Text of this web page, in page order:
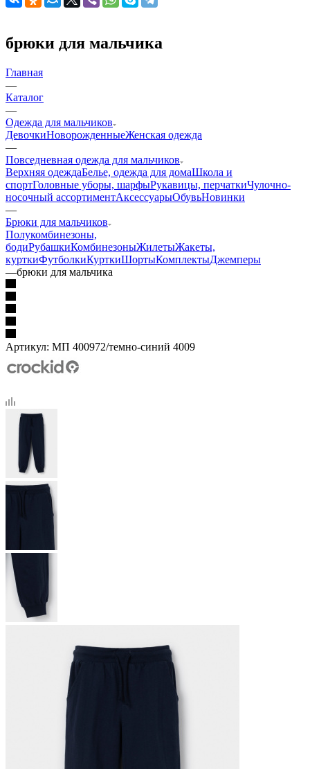
брюки для мальчика
Главная
—
Каталог
—
Одежда для мальчиков
ДевочкиНоворожденныеЖенская одежда
—
Повседневная одежда для мальчиков
Верхняя одеждаБелье, одежда для домаШкола и
спортГоловные уборы, шарфыРукавицы, перчаткиЧулочно-
носочный ассортиментАксессуарыОбувьНовинки
—
Брюки для мальчиков
Полукомбинезоны,
бодиРубашкиКомбинезоныЖилетыЖакеты,
курткиФутболкиКурткиШортыКомплектыДжемперы
—брюки для мальчика
Артикул: МП 400972/темно-синий 4009